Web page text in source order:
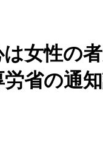
は女性の
省の通